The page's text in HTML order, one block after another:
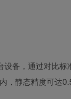
备，通过对比
，静态精度可达